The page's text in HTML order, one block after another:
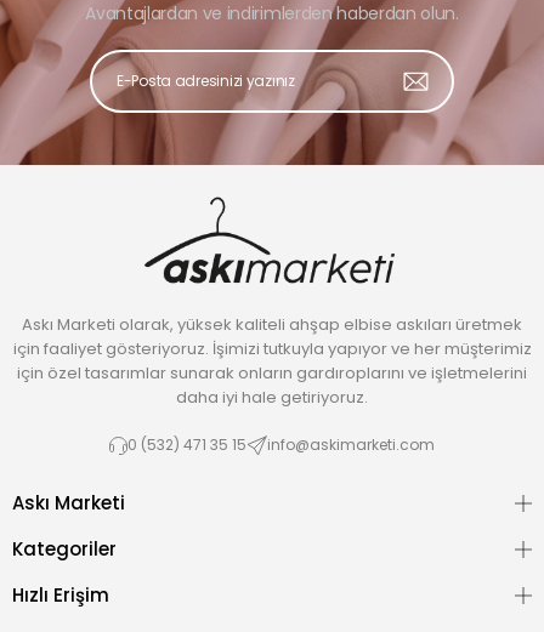
Avantajlardan ve indirimlerden haberdan olun.
Askı Marketi olarak, yüksek kaliteli ahşap elbise askıları üretmek
için faaliyet gösteriyoruz. İşimizi tutkuyla yapıyor ve her müşterimiz
için özel tasarımlar sunarak onların gardıroplarını ve işletmelerini
daha iyi hale getiriyoruz.
0 (532) 471 35 15 info@askimarketi.com
Askı Marketi
Kategoriler
Hızlı Erişim